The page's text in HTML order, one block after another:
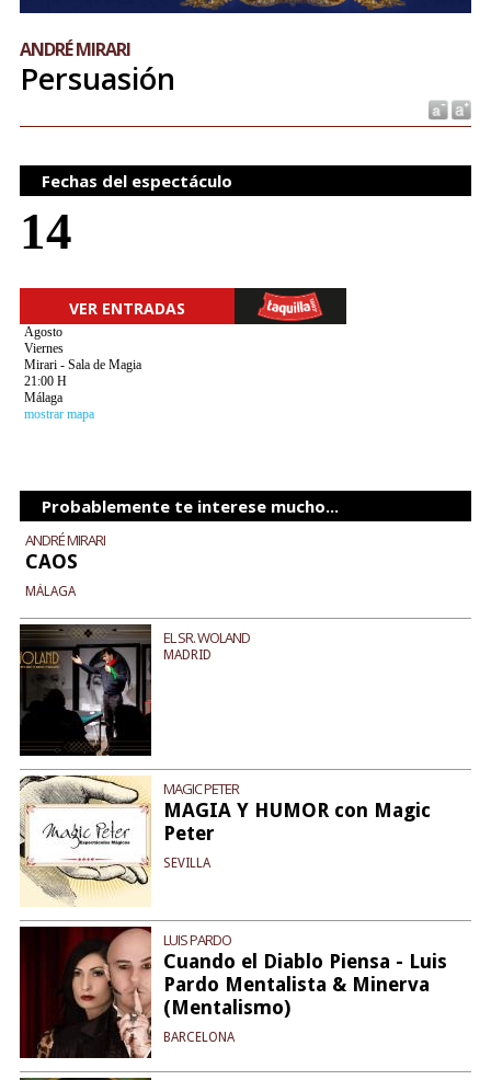
ANDRÉ MIRARI
Persuasión
Fechas del espectáculo
14
VER ENTRADAS
Agosto
Viernes
Mirari - Sala de Magia
21:00 H
Málaga
mostrar mapa
Probablemente te interese mucho...
ANDRÉ MIRARI
CAOS
MÁLAGA
EL SR. WOLAND
MADRID
MAGIC PETER
MAGIA Y HUMOR con Magic
Peter
SEVILLA
LUIS PARDO
Cuando el Diablo Piensa - Luis
Pardo Mentalista & Minerva
(Mentalismo)
BARCELONA